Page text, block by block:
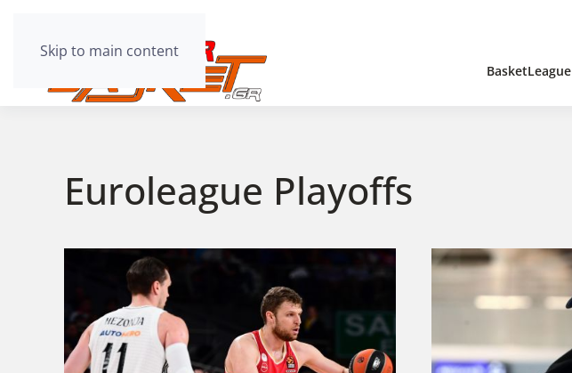
Skip to main content
BasketLeague
Euroleague Playoffs